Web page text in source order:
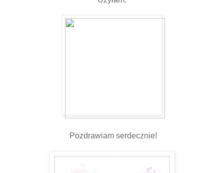
Pozdrawiam serdecznie!